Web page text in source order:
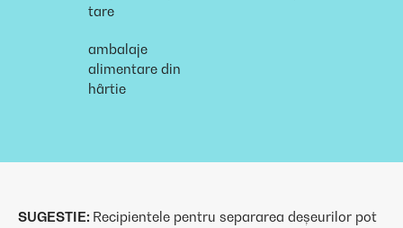
tare
ambalaje
alimentare din
hârtie
SUGESTIE: Recipientele pentru separarea deșeurilor pot